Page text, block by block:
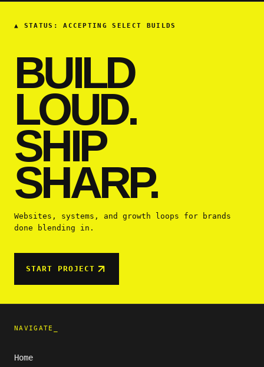
▲ STATUS: ACCEPTING SELECT BUILDS
BUILD
LOUD.
SHIP
SHARP.
Websites, systems, and growth loops for brands
done blending in.
START PROJECT
NAVIGATE_
Home